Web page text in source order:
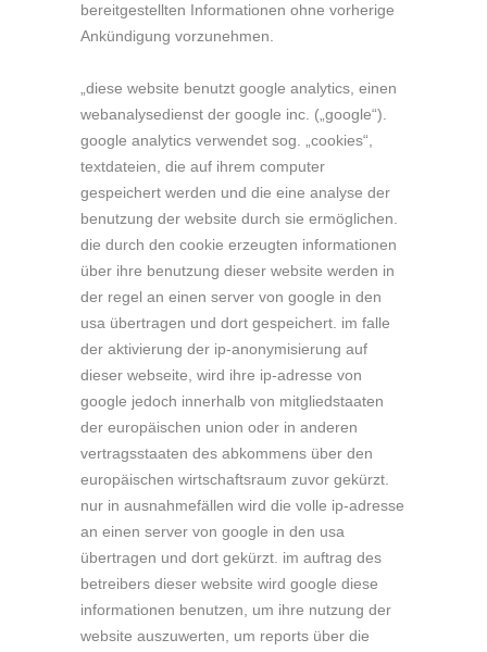
bereitgestellten Informationen ohne vorherige
Ankündigung vorzunehmen.
„diese website benutzt google analytics, einen
webanalysedienst der google inc. („google“).
google analytics verwendet sog. „cookies“,
textdateien, die auf ihrem computer
gespeichert werden und die eine analyse der
benutzung der website durch sie ermöglichen.
die durch den cookie erzeugten informationen
über ihre benutzung dieser website werden in
der regel an einen server von google in den
usa übertragen und dort gespeichert. im falle
der aktivierung der ip-anonymisierung auf
dieser webseite, wird ihre ip-adresse von
google jedoch innerhalb von mitgliedstaaten
der europäischen union oder in anderen
vertragsstaaten des abkommens über den
europäischen wirtschaftsraum zuvor gekürzt.
nur in ausnahmefällen wird die volle ip-adresse
an einen server von google in den usa
übertragen und dort gekürzt. im auftrag des
betreibers dieser website wird google diese
informationen benutzen, um ihre nutzung der
website auszuwerten, um reports über die